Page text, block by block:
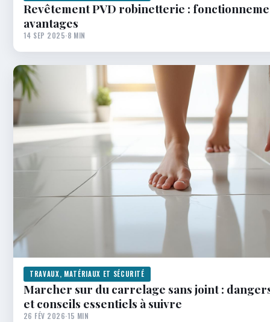
Revêtement PVD robinetterie :
avantages
14 SEP 2025·8 MIN
TRAVAUX, MATÉRIAUX ET SÉCURITÉ
Marcher sur du carrelage sans joint :
et conseils essentiels à suivre
26 FÉV 2026·15 MIN